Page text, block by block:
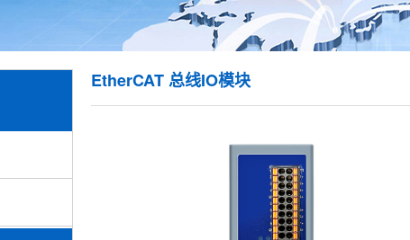
EtherCAT 总线IO模块